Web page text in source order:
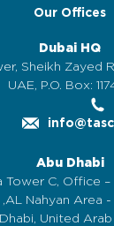
Our Offices
Dubai HQ
UAE, P.O. Box:
Abu Dhabi
Tower C, Office
AL Nahyan Area -
United